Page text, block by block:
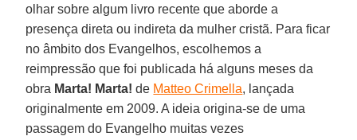
olhar sobre algum livro recente que aborde a
presença direta ou indireta da mulher cristã. Para ficar
no âmbito dos Evangelhos, escolhemos a
reimpressão que foi publicada há alguns meses da
obra Marta! Marta!de Matteo Crimella, lançada
originalmente em 2009. A ideia origina-se de uma
passagem do Evangelho muitas vezes